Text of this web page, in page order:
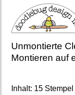
Unmontierte
Montieren auf
Inhalt: 15 Stempel